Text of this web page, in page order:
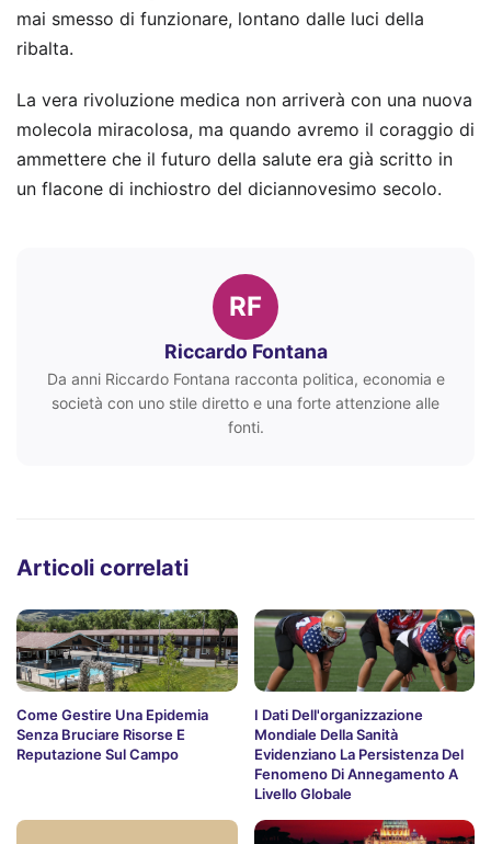
mai smesso di funzionare, lontano dalle luci della
ribalta.
La vera rivoluzione medica non arriverà con una nuova
molecola miracolosa, ma quando avremo il coraggio di
ammettere che il futuro della salute era già scritto in
un flacone di inchiostro del diciannovesimo secolo.
RF
Riccardo Fontana
Da anni Riccardo Fontana racconta politica, economia e
società con uno stile diretto e una forte attenzione alle
fonti.
Articoli correlati
Come Gestire Una Epidemia
Senza Bruciare Risorse E
Reputazione Sul Campo
I Dati Dell'organizzazione
Mondiale Della Sanità
Evidenziano La Persistenza Del
Fenomeno Di Annegamento A
Livello Globale